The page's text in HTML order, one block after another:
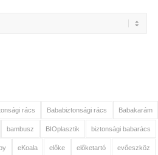
rács Bababiztonsági rács Babakarám
bambusz BIOplasztik biztonsági babarács
eKoala előke előketartó evőeszköz